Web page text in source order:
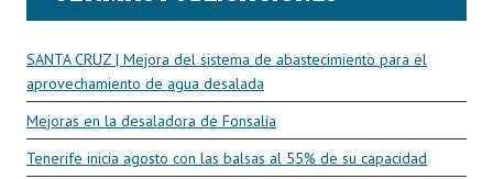
SANTA CRUZ | Mejora del sistema de abastecimiento para el
aprovechamiento de agua desalada
Mejoras en la desaladora de Fonsalía
Tenerife inicia agosto con las balsas al 55% de su capacidad